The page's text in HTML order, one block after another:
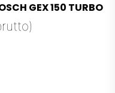
GEX 150 TURBO